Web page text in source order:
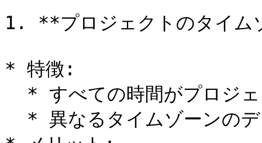
1. **プロジェクトのタイム
* 特徴: